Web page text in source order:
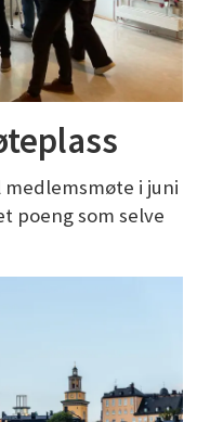
i juni
poeng som selve